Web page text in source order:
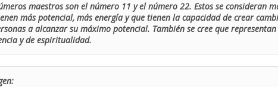
maestros son el número 11 y el número 22. Estos se consideran
más potencial, más energía y que tienen la capacidad de crear
a alcanzar su máximo potencial. También se cree que
y de espiritualidad.